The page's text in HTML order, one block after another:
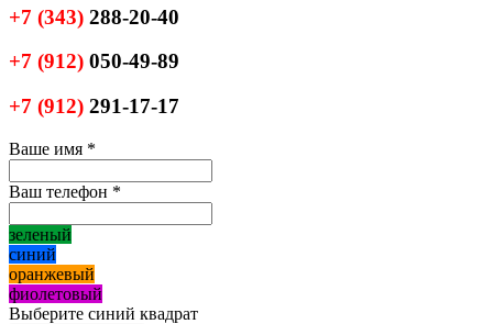
+7 (343) 288-20-40
+7 (912) 050-49-89
+7 (912) 291-17-17
Ваше имя *
Ваш телефон *
зеленый
синий
оранжевый
фиолетовый
Выберите синий квадрат